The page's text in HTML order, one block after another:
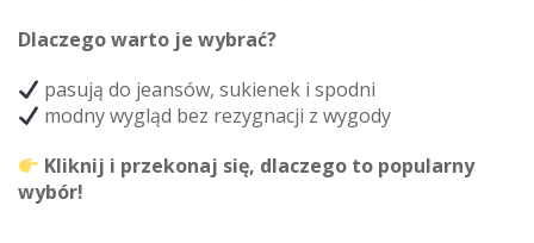
Dlaczego warto je wybrać?
pasują do jeansów, sukienek i spodni
modny wygląd bez rezygnacji z wygody
Kliknij i przekonaj się, dlaczego to popularny
wybór!